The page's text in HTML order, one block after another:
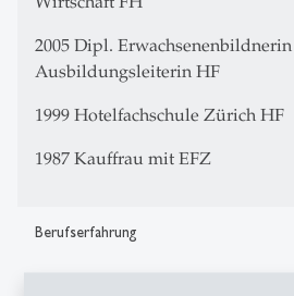
2005 Dipl.
Ausbildungsleiterin HF
1999 Hotelfachschule Zürich HF
1987 Kauffrau mit EFZ
Berufserfahrung